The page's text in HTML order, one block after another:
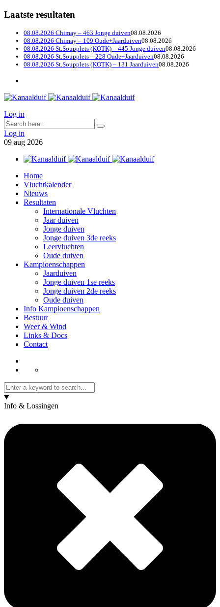
Laatste resultaten
08.08.2026 Chimay – 463 Jonge duiven08.08.2026
08.08.2026 Chimay – 109 Oude+Jaarduiven08.08.2026
08.08.2026 St.Soupplets (KOTK) – 445 Jonge duiven08.08.2026
08.08.2026 St.Soupplets – 228 Oude+Jaarduiven08.08.2026
08.08.2026 St.Soupplets (KOTK) – 131 Jaarduiven08.08.2026
Log in
Log in
09 aug 2026
Home
Vluchtkalender
Nieuws
Resultaten
Internationale Vluchten
Jaar duiven
Jonge duiven
Jonge duiven 3de reeks
Leervluchten
Oude duiven
Kampioenschappen
Jaarduiven
Jonge duiven 1se reeks
Jonge duiven 2de reeks
Oude duiven
Info Kampioenschappen
Bestuur
Weer & Wind
Links & Docs
Contact
Info & Lossingen